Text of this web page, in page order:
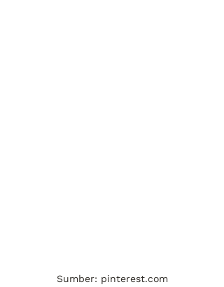
Sumber: pinterest.com